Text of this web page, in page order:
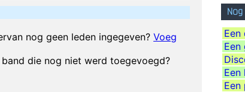
They're Coming To A Rock And Roll Concert And Watching
so much, and I celebrate the feminine in me because I
Kind Today? Make Kindness Your Daily Modus Operandi And
Writing About Music Is Like Dancing
nog geen leden ingegeven? Voeg
die nog niet werd toegevoegd?
Een
Een
Een
Een